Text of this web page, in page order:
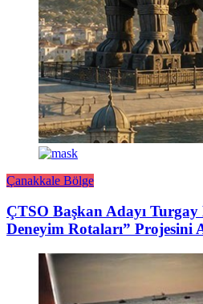
Çanakkale Bölge
ÇTSO Başkan Adayı Turgay
Deneyim Rotaları” Projesini